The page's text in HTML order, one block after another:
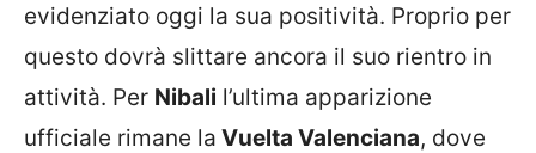
evidenziato oggi la sua positività. Proprio per
questo dovrà slittare ancora il suo rientro in
attività. Per Nibali l’ultima apparizione
ufficiale rimane la Vuelta Valenciana, dove